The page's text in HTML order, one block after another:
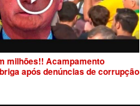
milhões!! Acampamento
após denúncias de corrupção